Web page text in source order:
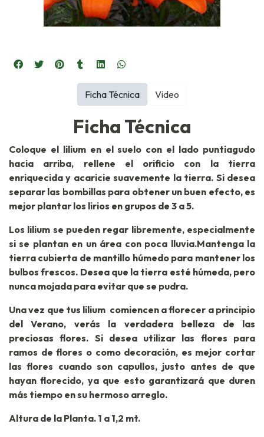
Ficha Técnica
Coloque el lilium en el suelo con el lado puntiagudo
hacia arriba, rellene el orificio con la tierra
enriquecida y acaricie suavemente la tierra. Si desea
separar las bombillas para obtener un buen efecto, es
mejor plantar los lirios en grupos de 3 a 5.
Los lilium se pueden regar libremente, especialmente
si se plantan en un área con poca lluvia.Mantenga la
tierra cubierta de mantillo húmedo para mantener los
bulbos frescos. Desea que la tierra esté húmeda, pero
nunca mojada para evitar que se pudra.
Una vez que tus lilium comiencen a florecer a principio
del Verano, verás la verdadera belleza de las
preciosas flores. Si desea utilizar las flores para
ramos de flores o como decoración, es mejor cortar
las flores cuando son capullos, justo antes de que
hayan florecido, ya que esto garantizará que duren
más tiempo en su hermoso arreglo.
Altura de la Planta. 1 a 1,2 mt.
Ficha Técnica Video